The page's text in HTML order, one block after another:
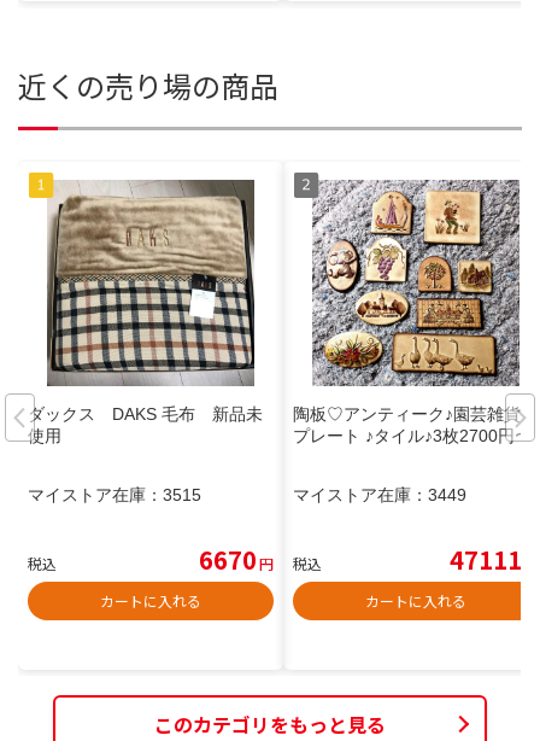
近くの売り場の商品
ダックス DAKS 毛布 新品未
使用
マイストア在庫： 3515
税込 6670円
カートに入れる
陶板♡アンティーク♪園芸雑貨 ♪
プレート ♪タイル♪3枚2700円〜
マイストア在庫： 3449
税込 47111
カートに入れる
このカテゴリをもっと見る